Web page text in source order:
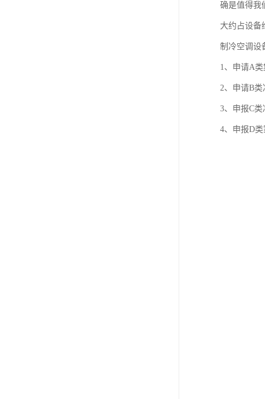
确是值得我
大约占设备
制冷空调设
1、申请A类
2、申请B类
3、申报C类
4、申报D类